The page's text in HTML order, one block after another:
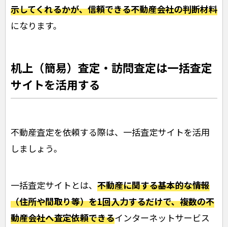
示してくれるかが、信頼できる不動産会社の判断材料
になります。
机上（簡易）査定・訪問査定は一括査定
サイトを活用する
不動産査定を依頼する際は、一括査定サイトを活用
しましょう。
一括査定サイトとは、 不動産に関する基本的な情報
（住所や間取り等）を1回入力するだけで、複数の不
動産会社へ査定依頼できるインターネットサービス